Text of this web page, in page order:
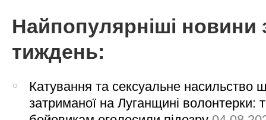
Найпопулярніші новини
тиждень:
Катування та сексуальне насильство
затриманої на Луганщині волонтерки: